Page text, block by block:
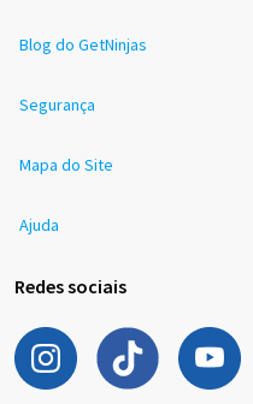
Blog do GetNinjas
Segurança
Mapa do Site
Ajuda
Redes sociais